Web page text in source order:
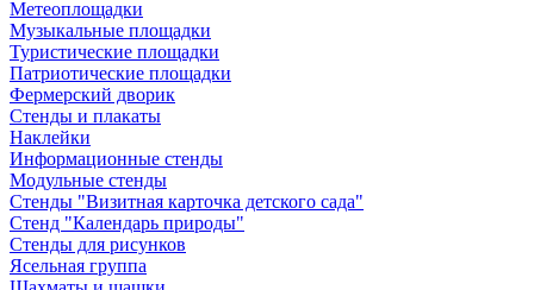
Метеоплощадки
Музыкальные площадки
Туристические площадки
Патриотические площадки
Фермерский дворик
Стенды и плакаты
Наклейки
Информационные стенды
Модульные стенды
Стенды "Визитная карточка детского сада"
Стенд "Календарь природы"
Стенды для рисунков
Ясельная группа